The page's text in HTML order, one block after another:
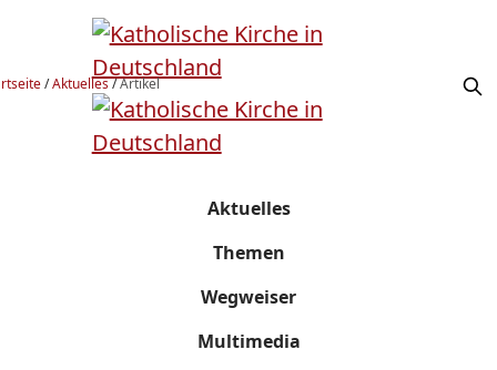
/Aktuelles/Artikel
Aktuelles
Themen
Wegweiser
Multimedia